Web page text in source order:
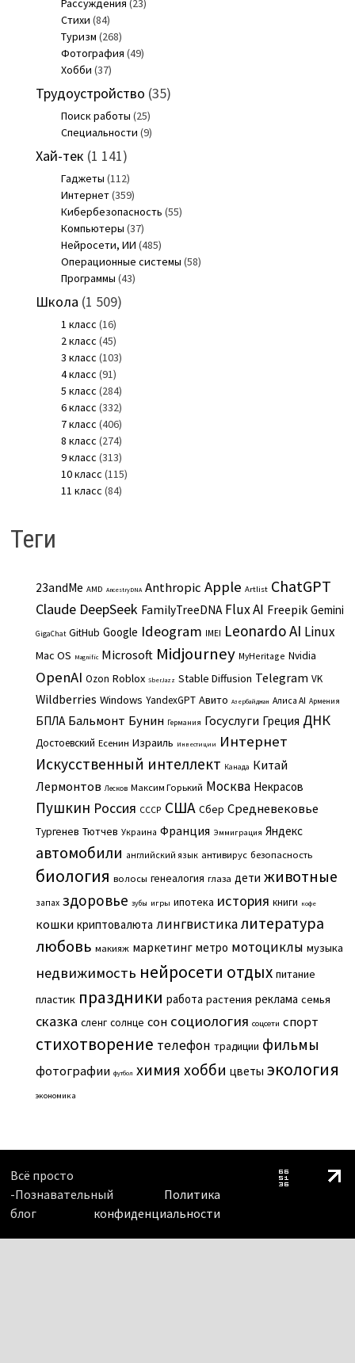
Рассуждения (23)
Стихи (84)
Туризм (268)
Фотография (49)
Хобби (37)
Трудоустройство (35)
Поиск работы (25)
Специальности (9)
Хай-тек (1 141)
Гаджеты (112)
Интернет(359)
Кибербезопасность (55)
Компьютеры (37)
Нейросети, ИИ (485)
Операционные системы (58)
Программы (43)
Школа (1 509)
1 класс (16)
2 класс (45)
3 класс (103)
4 класс (91)
5 класс (284)
6 класс (332)
7 класс (406)
8 класс (274)
9 класс (313)
10 класс (115)
11 класс (84)
Теги
23andMe AMD AncestryDNA Anthropic Apple Artlist ChatGPT
Claude DeepSeek FamilyTreeDNA Flux AI Freepik Gemini
GigaChat GitHub Google Ideogram IMEI Leonardo AI Linux
Mac OS Magnific Microsoft Midjourney MyHeritage Nvidia
OpenAI Ozon Roblox SberJazz Stable Diffusion Telegram VK
Wildberries Windows YandexGPT Авито Азербайджан Алиса AI Армения
БПЛА Бальмонт Бунин Германия Госуслуги Греция ДНК
Достоевский Есенин Израиль Инвестиции Интернет
Искусственный интеллект Канада Китай
Лермонтов Лесков Максим Горький Москва Некрасов
Пушкин Россия СССР США Сбер Средневековье
Тургенев Тютчев Украина Франция Эммиграция Яндекс
автомобили английский язык антивирус безопасность
биология волосы генеалогия глаза дети животные
запах здоровье зубы игры ипотека история книги кофе
кошки криптовалюта лингвистикалитература
любовь макияж маркетинг метро мотоциклы музыка
недвижимость нейросети отдых питание
пластик праздники работа растения реклама семья
сказка сленг солнце сон социология соцсети спорт
стихотворение телефон традиции фильмы
фотографии футбол химия хобби цветы экология
экономика
Всё просто
-Познавательный
блог
Политика
конфиденциальности